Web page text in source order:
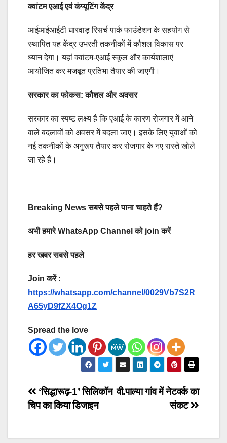
क्वांटम एआई एवं कंप्यूटिंग केंद्र
आईआईआईटी धारवाड़ रिसर्च पार्क फाउंडेशन के सहयोग से
स्थापित यह केंद्र उभरती तकनीकों में कौशल विकास पर
ध्यान देगा। यहां क्वांटम-एआई स्कूल और कार्यशालाएं
आयोजित कर मजबूत प्रतिभा तैयार की जाएगी।
सरकार का फोकस: कौशल और अवसर
सरकार का स्पष्ट लक्ष्य है कि एआई के कारण रोजगार में आने
वाले बदलावों को अवसर में बदला जाए। इसके लिए युवाओं को
नई तकनीकों के अनुरूप तैयार कर रोजगार के नए रास्ते खोले
जा रहे हैं।
Breaking News सबसे पहले पाना चाहते हैं?
अभी हमारे WhatsApp Channel को join करें
हर खबर सबसे पहले
Join करें :
https://whatsapp.com/channel/0029Vb7S2R
A65yD9fZX4Og1Z
Spread the love
Post
navigation
वी.पाल्या गांव में नेटवर्क का
संकट
‘सिद्धारूढ़-1’ सिलिकॉन
चिप का किया डिजाइन